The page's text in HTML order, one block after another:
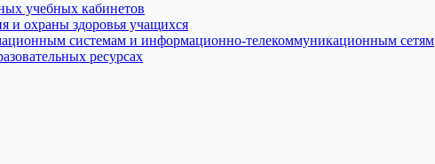
учебных кабинетов
и охраны здоровья учащихся
системам и информационно-телекоммуникационным сетям
ресурсах